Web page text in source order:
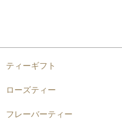
ティーギフト
ローズティー
フレーバーティー